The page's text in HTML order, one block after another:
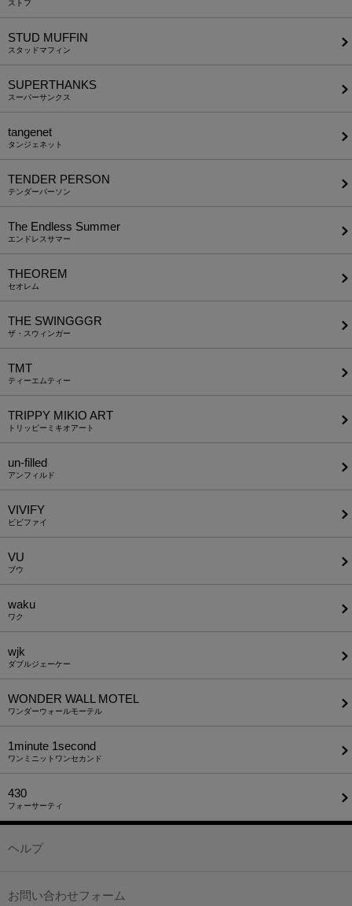
ストフ
STUD MUFFIN
スタッドマフィン
SUPERTHANKS
スーパーサンクス
tangenet
タンジェネット
TENDER PERSON
テンダーパーソン
The Endless Summer
エンドレスサマー
THEOREM
セオレム
THE SWINGGGR
ザ・スウィンガー
TMT
ティーエムティー
TRIPPY MIKIO ART
トリッピーミキオアート
un-filled
アンフィルド
VIVIFY
ビビファイ
VU
ブウ
waku
ワク
wjk
ダブルジェーケー
WONDER WALL MOTEL
ワンダーウォールモーテル
1minute​ 1second
ワンミニットワンセカンド
430
フォーサーティ
ヘルプ
お問い合わせフォーム